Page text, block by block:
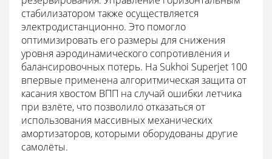
стабилизатором также осуществляется
электродистанционно. Это помогло
оптимизировать его размеры для снижения
уровня аэродинамического сопротивления и
балансировочных потерь. На Sukhoi Superjet 100
впервые применена алгоритмическая защита от
касания хвостом ВПП на случай ошибки летчика
при взлёте, что позволило отказаться от
использования массивных механических
амортизаторов, которыми оборудованы другие
самолёты.